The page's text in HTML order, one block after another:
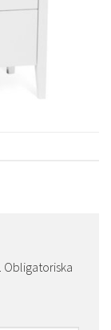
Obligatoriska